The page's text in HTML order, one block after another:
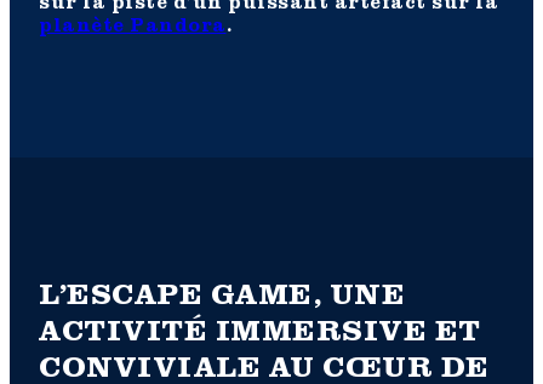
sur la piste d’un puissant artéfact sur la
planète Pandora.
L’ESCAPE GAME, UNE
ACTIVITÉ IMMERSIVE ET
CONVIVIALE AU CŒUR DE